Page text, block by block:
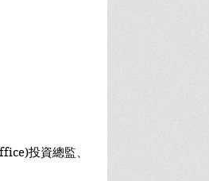
投資總監、